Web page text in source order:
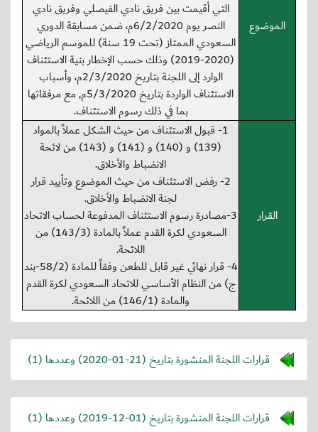
الموضوع
التي أقيمت بين فريق نادي الفيصلي وفريق نادي
النصر يوم 6/2/2020م، ضمن مسابقة الدوري
السعودي الممتاز (تحت 19 سنة) للموسم الرياضي
(2020-2019) وذلك حسب الإخطار بنية الاستئناف
الوارد إلى اللجنة بتاريخ 2/3/2020م، وأسباب
الاستئناف الواردة بتاريخ 5/3/2020م, مع مرفقاتها
بما في ذلك رسوم الاستئناف.
القرار
1- قبول الاستئناف من حيث الشكل عملاً بالمواد
(139) و (140) و (141) و (143) من لائحة
الانضباط والأخلاق.
2- رفض الاستئناف من حيث الموضوع وتأييد قرار
لجنة الانضباط والأخلاق.
3-مصادرة رسوم الاستئناف المدفوعة لحساب الاتحاد
السعودي لكرة القدم عملاً بالمادة (143/3) من
اللائحة.
4- قرار نهائي غير قابل للطعن وفقاً للمادة (58/2-بند
ج) من النظام الأساسي للاتحاد السعودي لكرة القدم
والمادة (146/1) من اللائحة.
قرارات اللجنة المنشورة بتاريخ (2020-01-21) وعددها (1)
قرارات اللجنة المنشورة بتاريخ (2019-12-01) وعددها (1)